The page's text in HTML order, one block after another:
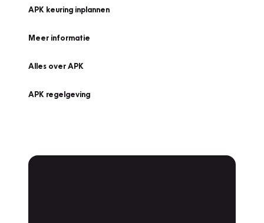
APK keuring inplannen
Meer informatie
Alles over APK
APK regelgeving